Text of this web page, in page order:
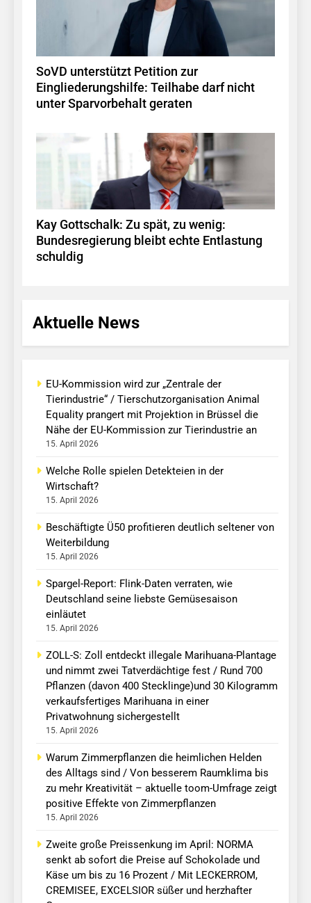
SoVD unterstützt Petition zur
Eingliederungshilfe: Teilhabe darf nicht
unter Sparvorbehalt geraten
Kay Gottschalk: Zu spät, zu wenig:
Bundesregierung bleibt echte Entlastung
schuldig
Aktuelle News
EU-Kommission wird zur „Zentrale der
Tierindustrie“ / Tierschutzorganisation Animal
Equality prangert mit Projektion in Brüssel die
Nähe der EU-Kommission zur Tierindustrie an
15. April 2026
Welche Rolle spielen Detekteien in der
Wirtschaft?
15. April 2026
Beschäftigte Ü50 profitieren deutlich seltener von
Weiterbildung
15. April 2026
Spargel-Report: Flink-Daten verraten, wie
Deutschland seine liebste Gemüsesaison
einläutet
15. April 2026
ZOLL-S: Zoll entdeckt illegale Marihuana-Plantage
und nimmt zwei Tatverdächtige fest / Rund 700
Pflanzen (davon 400 Stecklinge)und 30 Kilogramm
verkaufsfertiges Marihuana in einer
Privatwohnung sichergestellt
15. April 2026
Warum Zimmerpflanzen die heimlichen Helden
des Alltags sind / Von besserem Raumklima bis
zu mehr Kreativität – aktuelle toom-Umfrage zeigt
positive Effekte von Zimmerpflanzen
15. April 2026
Zweite große Preissenkung im April: NORMA
senkt ab sofort die Preise auf Schokolade und
Käse um bis zu 16 Prozent / Mit LECKERROM,
CREMISEE, EXCELSIOR süßer und herzhafter